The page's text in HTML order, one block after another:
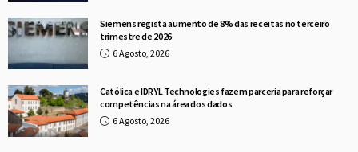
Siemens regista aumento de 8% das receitas no terceiro
trimestre de 2026
6 Agosto, 2026
Católica e IDRYL Technologies fazem parceria para reforçar
competências na área dos dados
6 Agosto, 2026